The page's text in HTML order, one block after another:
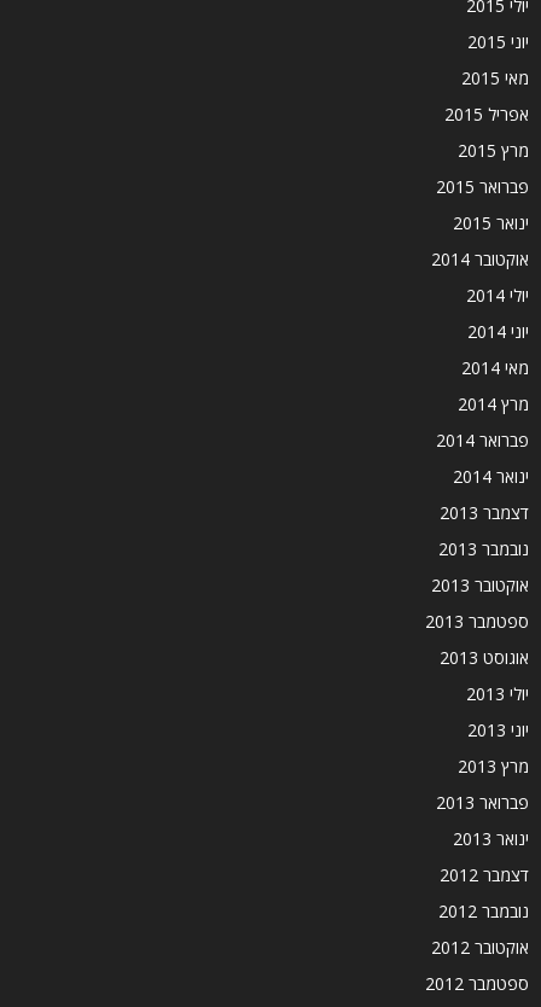
יולי 2015
יוני 2015
מאי 2015
אפריל 2015
מרץ 2015
פברואר 2015
ינואר 2015
אוקטובר 2014
יולי 2014
יוני 2014
מאי 2014
מרץ 2014
פברואר 2014
ינואר 2014
דצמבר 2013
נובמבר 2013
אוקטובר 2013
ספטמבר 2013
אוגוסט 2013
יולי 2013
יוני 2013
מרץ 2013
פברואר 2013
ינואר 2013
דצמבר 2012
נובמבר 2012
אוקטובר 2012
ספטמבר 2012